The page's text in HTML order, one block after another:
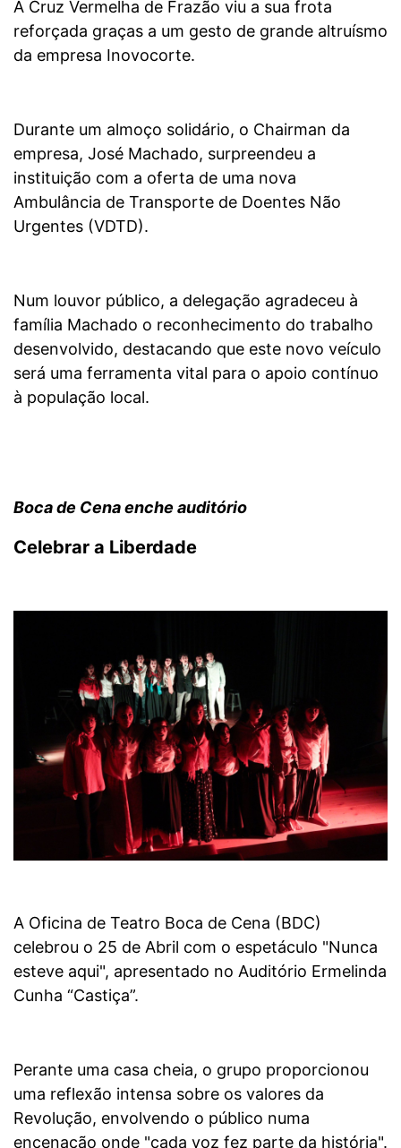
A Cruz Vermelha de Frazão viu a sua frota
reforçada graças a um gesto de grande altruísmo
da empresa Inovocorte.
Durante um almoço solidário, o Chairman da
empresa, José Machado, surpreendeu a
instituição com a oferta de uma nova
Ambulância de Transporte de Doentes Não
Urgentes (VDTD).
Num louvor público, a delegação agradeceu à
família Machado o reconhecimento do trabalho
desenvolvido, destacando que este novo veículo
será uma ferramenta vital para o apoio contínuo
à população local.
Boca de Cena enche auditório
Celebrar a Liberdade
A Oficina de Teatro Boca de Cena (BDC)
celebrou o 25 de Abril com o espetáculo "Nunca
esteve aqui", apresentado no Auditório Ermelinda
Cunha “Castiça”.
Perante uma casa cheia, o grupo proporcionou
uma reflexão intensa sobre os valores da
Revolução, envolvendo o público numa
encenação onde "cada voz fez parte da história".